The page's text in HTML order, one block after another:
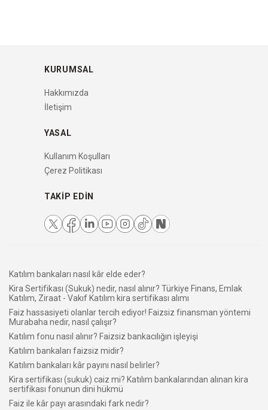
KURUMSAL
Hakkımızda
İletişim
YASAL
Kullanım Koşulları
Çerez Politikası
TAKIP EDIN
Katılım bankaları nasıl kâr elde eder?
Kira Sertifikası (Sukuk) nedir, nasıl alınır? Türkiye Finans, Emlak
Katılım, Ziraat - Vakıf Katılım kira sertifikası alımı
Faiz hassasiyeti olanlar tercih ediyor! Faizsiz finansman yöntemi
Murabaha nedir, nasıl çalışır?
Katılım fonu nasıl alınır? Faizsiz bankacılığın işleyişi
Katılım bankaları faizsiz midir?
Katılım bankaları kâr payını nasıl belirler?
Kira sertifikası (sukuk) caiz mi? Katılım bankalarından alınan kira
sertifikası fonunun dini hükmü
Faiz ile kâr payı arasındaki fark nedir?